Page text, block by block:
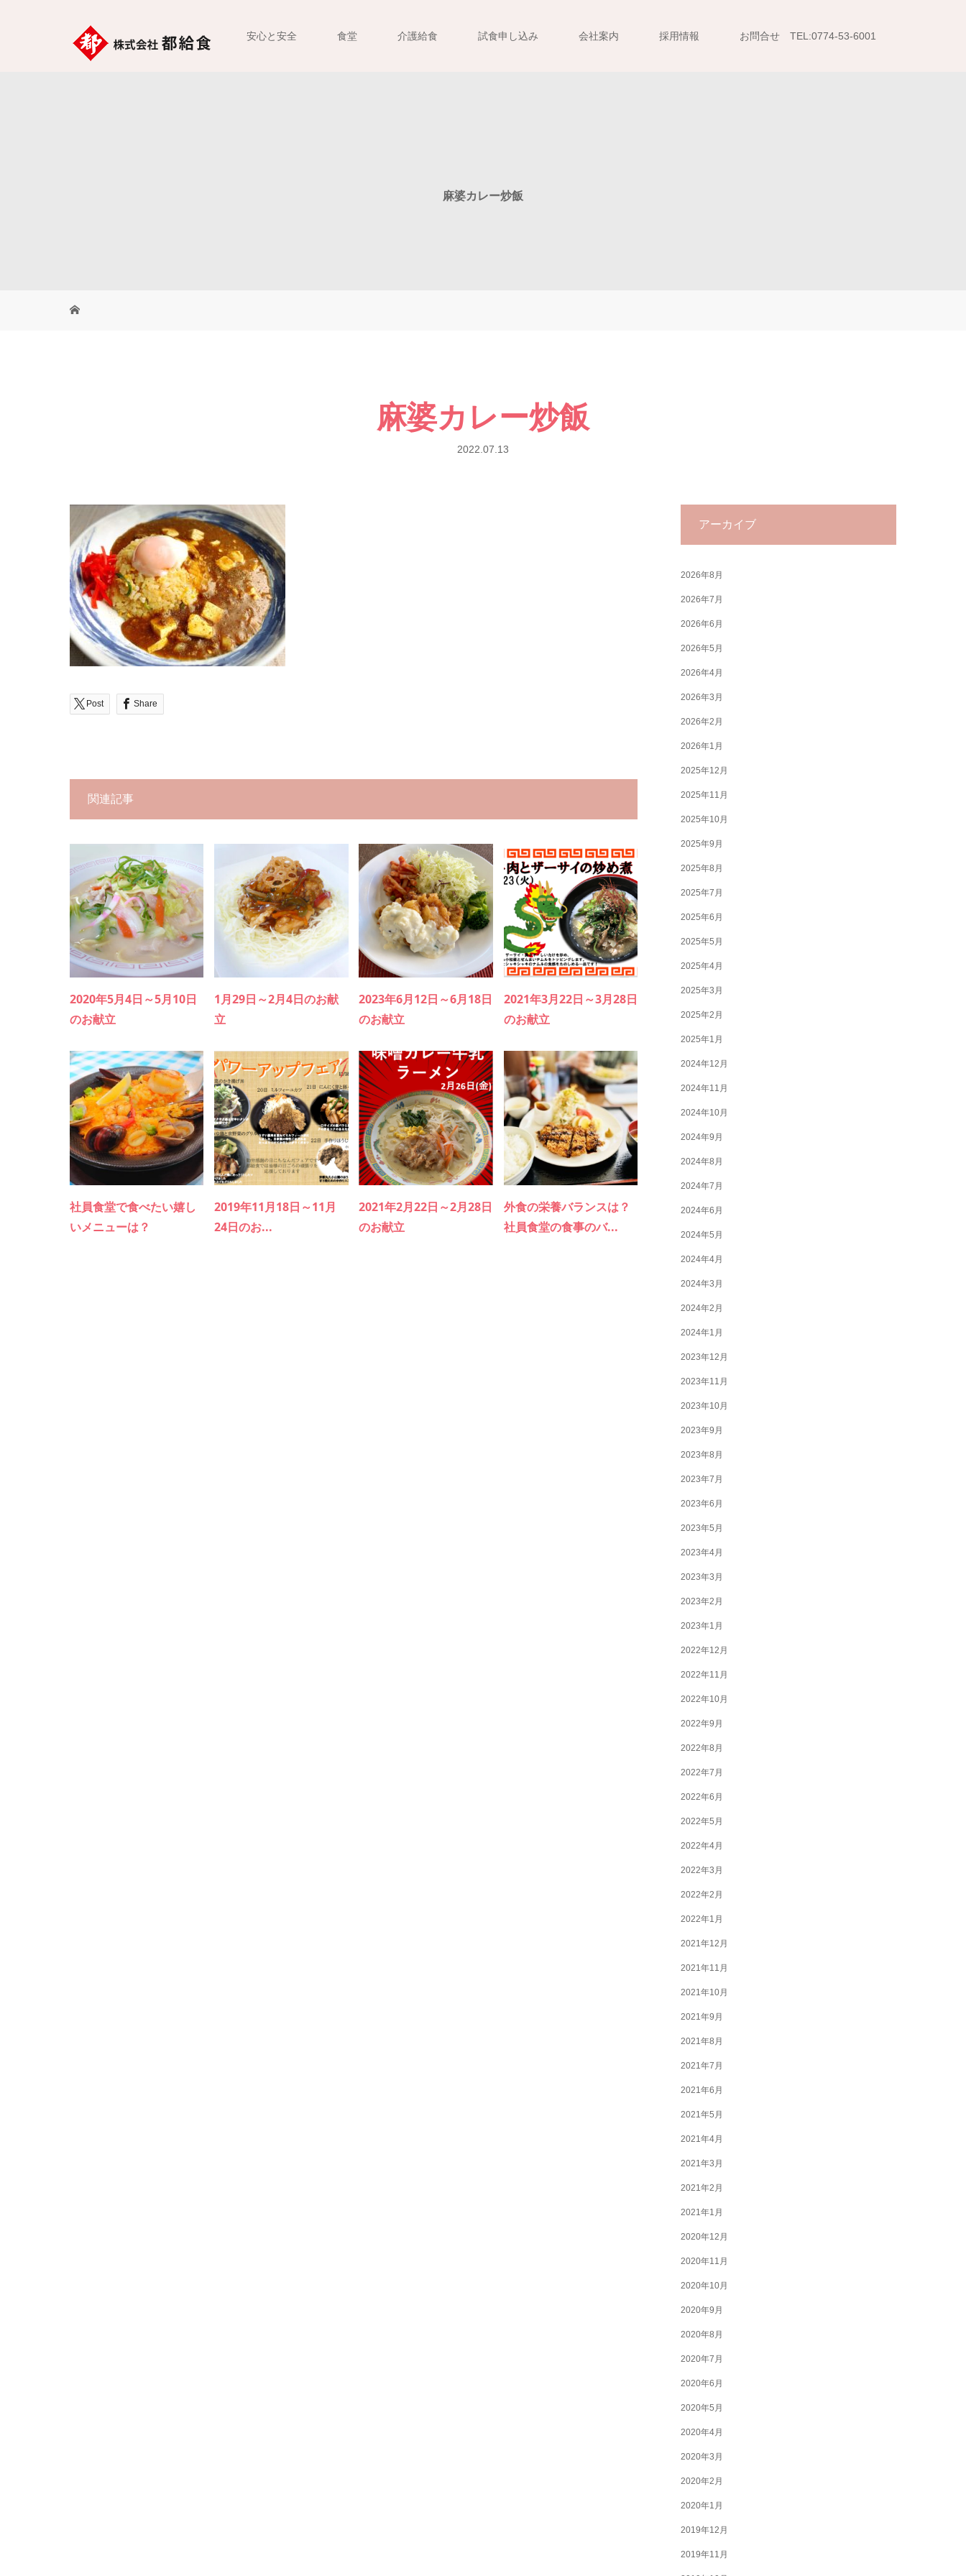
安心と安全 食堂 介護給食 試食申し込み 会社案内 採用情報 お問合せ TEL:0774-53-6001
麻婆カレー炒飯
麻婆カレー炒飯
2022.07.13
Post Share
関連記事
2020年5月4日～5月10日
のお献立
1月29日～2月4日のお献
立
2023年6月12日～6月18日
のお献立
2021年3月22日～3月28日
のお献立
社員食堂で食べたい嬉し
いメニューは？
2019年11月18日～11月
24日のお...
2021年2月22日～2月28日
のお献立
外食の栄養バランスは？
社員食堂の食事のバ...
アーカイブ
2026年8月
2026年7月
2026年6月
2026年5月
2026年4月
2026年3月
2026年2月
2026年1月
2025年12月
2025年11月
2025年10月
2025年9月
2025年8月
2025年7月
2025年6月
2025年5月
2025年4月
2025年3月
2025年2月
2025年1月
2024年12月
2024年11月
2024年10月
2024年9月
2024年8月
2024年7月
2024年6月
2024年5月
2024年4月
2024年3月
2024年2月
2024年1月
2023年12月
2023年11月
2023年10月
2023年9月
2023年8月
2023年7月
2023年6月
2023年5月
2023年4月
2023年3月
2023年2月
2023年1月
2022年12月
2022年11月
2022年10月
2022年9月
2022年8月
2022年7月
2022年6月
2022年5月
2022年4月
2022年3月
2022年2月
2022年1月
2021年12月
2021年11月
2021年10月
2021年9月
2021年8月
2021年7月
2021年6月
2021年5月
2021年4月
2021年3月
2021年2月
2021年1月
2020年12月
2020年11月
2020年10月
2020年9月
2020年8月
2020年7月
2020年6月
2020年5月
2020年4月
2020年3月
2020年2月
2020年1月
2019年12月
2019年11月